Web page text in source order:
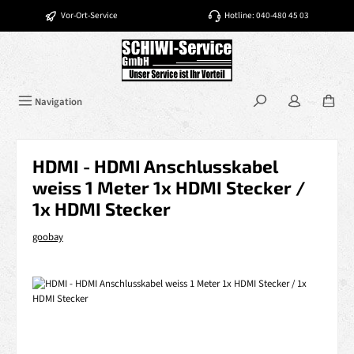
Zum Hauptinhalt springen
Vor-Ort-Service Hotline: 040-480 45 03
Navigation
HDMI - HDMI Anschlusskabel
weiss 1 Meter 1x HDMI Stecker /
1x HDMI Stecker
goobay
Bildergalerie überspringen